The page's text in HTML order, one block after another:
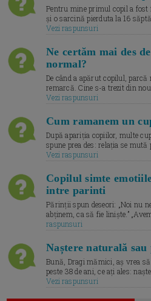
Pentru mine primul copil a fost
și o sarcină pierduta la 16
Vezi raspunsuri
Ne certăm mai des
normal?
De când a apărut copilul, parcă
remarcă. Cine s-a trezit din
Vezi raspunsuri
Cum ramanem un
După apariția copiilor, multe
spune prea des: relația se
Vezi raspunsuri
Copilul simte
intre parinti
Părinții spun deseori: „Noi nu
abținem, ca să fie liniște.”
raspunsuri
Naștere naturală
Bună, Dragi mămici, aș vrea
peste 38 de ani, ce ați ales:
Vezi raspunsuri